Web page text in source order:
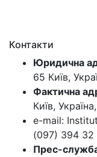
Контакти
Юридична
65 Київ,
Фактична
Київ,
e-mail:
(097) 394 32
Прес-